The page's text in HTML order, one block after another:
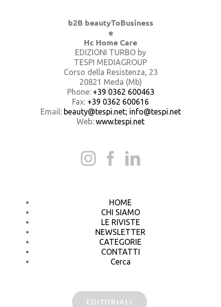
b2B beautyToBusiness
e
Hc Home Care
EDIZIONI TURBO by
TESPI MEDIAGROUP
Corso della Resistenza, 23
20821 Meda (Mb)
Phone: +39 0362 600463
Fax: +39 0362 600616
Email: beauty@tespi.net; info@tespi.net
Web: www.tespi.net
HOME
CHI SIAMO
LE RIVISTE
NEWSLETTER
CATEGORIE
CONTATTI
Cerca
EDITORIALI